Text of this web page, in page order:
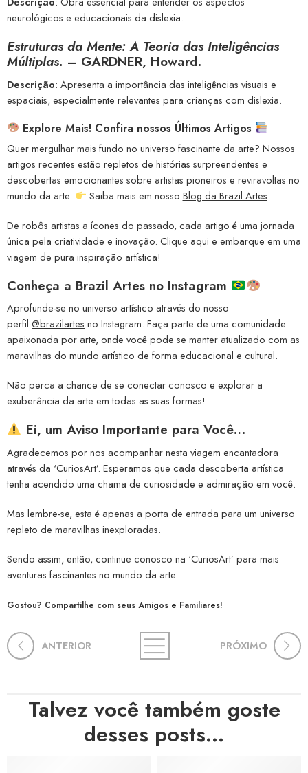
neurológicos e educacionais da dislexia.
Estruturas da Mente: A Teoria das Inteligências
Múltiplas. – GARDNER, Howard.
Descrição: Apresenta a importância das inteligências visuais e
espaciais, especialmente relevantes para crianças com dislexia.
Explore Mais! Confira nossos Últimos Artigos
Quer mergulhar mais fundo no universo fascinante da arte? Nossos
artigos recentes estão repletos de histórias surpreendentes e
descobertas emocionantes sobre artistas pioneiros e reviravoltas no
mundo da arte.
Saiba mais em nosso Blog da Brazil Artes.
De robôs artistas a ícones do passado, cada artigo é uma jornada
única pela criatividade e inovação. Clique aqui e embarque em uma
viagem de pura inspiração artística!
Conheça a Brazil Artes no Instagram
Aprofunde-se no universo artístico através do nosso
perfil @brazilartes no Instagram. Faça parte de uma comunidade
apaixonada por arte, onde você pode se manter atualizado com as
maravilhas do mundo artístico de forma educacional e cultural.
Não perca a chance de se conectar conosco e explorar a
exuberância da arte em todas as suas formas!
Ei, um Aviso Importante para Você…
Agradecemos por nos acompanhar nesta viagem encantadora
através da ‘CuriosArt’. Esperamos que cada descoberta artística
tenha acendido uma chama de curiosidade e admiração em você.
Mas lembre-se, esta é apenas a porta de entrada para um universo
repleto de maravilhas inexploradas.
Sendo assim, então, continue conosco na ‘CuriosArt’ para mais
aventuras fascinantes no mundo da arte.
Gostou? Compartilhe com seus Amigos e Familiares!
ANTERIOR PRÓXIMO
Talvez você também goste
desses posts...